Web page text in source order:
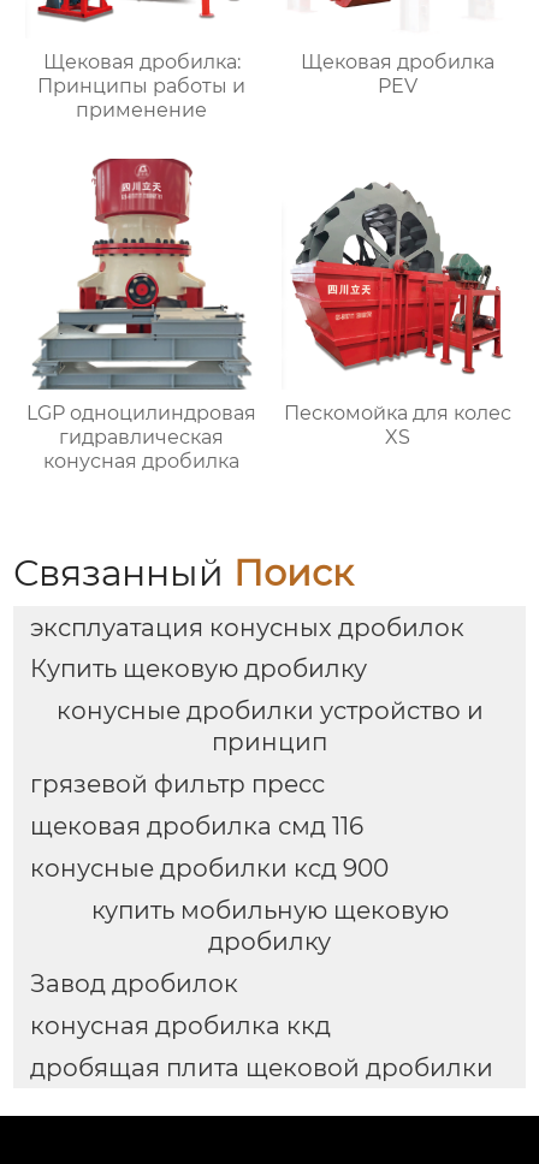
Щековая дробилка:
Принципы работы и
применение
Щековая дробилка
PEV
LGP одноцилиндровая
гидравлическая
конусная дробилка
Пескомойка для колес
XS
Связанный Поиск
эксплуатация конусных дробилок
Купить щековую дробилку
конусные дробилки устройство и
принцип
грязевой фильтр пресс
щековая дробилка смд 116
конусные дробилки ксд 900
купить мобильную щековую
дробилку
Завод дробилок
конусная дробилка ккд
дробящая плита щековой дробилки